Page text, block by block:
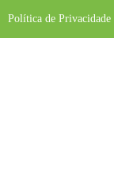
Política de Privacidade